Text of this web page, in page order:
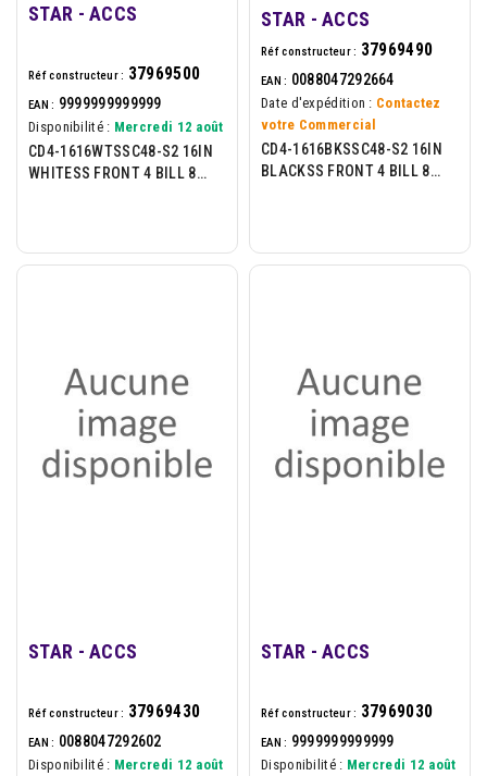
STAR - ACCS
Réf constructeur : 37969500
EAN : 9999999999999
Disponibilité : Mercredi 12 août
CD4-1616WTSSC48-S2 16IN
WHITESS FRONT 4 BILL 8
STAR - ACCS
Réf constructeur : 37969490
EAN : 0088047292664
Date d'expédition : Contactez
votre Commercial
CD4-1616BKSSC48-S2 16IN
BLACKSS FRONT 4 BILL 8
STAR - ACCS
Réf constructeur : 37969430
EAN : 0088047292602
Disponibilité : Mercredi 12 août
STAR - ACCS
Réf constructeur : 37969030
EAN : 9999999999999
Disponibilité : Mercredi 12 août